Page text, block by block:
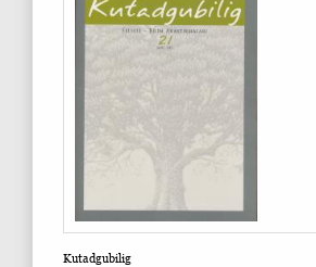
Kutadgubilig